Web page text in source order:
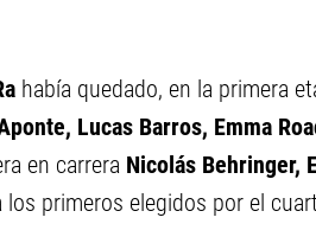
había quedado, en la primera
Lucas Barros, Emma
en carrera Nicolás Behringer,
los primeros elegidos por el